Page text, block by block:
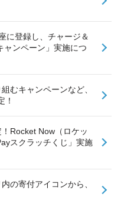
に登録し、チャージ＆
ャンペーン」実施につ
むキャンペーンなど、
！
Rocket Now（ロケッ
スクラッチくじ」実施
の寄付アイコンから、